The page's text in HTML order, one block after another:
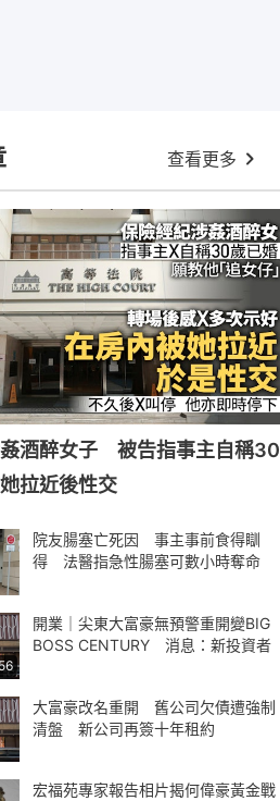
查看更多
酒醉女子 被告指事主自稱30
拉近後性交
院友腸塞亡死因 事主事前食得瞓
得 法醫指急性腸塞可數小時奪命
開業｜尖東大富豪無預警重開變BIG
BOSS CENTURY 消息：新投資者
大富豪改名重開 舊公司欠債遭強制
清盤 新公司再簽十年租約
宏福苑專家報告相片揭何偉豪黃金戰